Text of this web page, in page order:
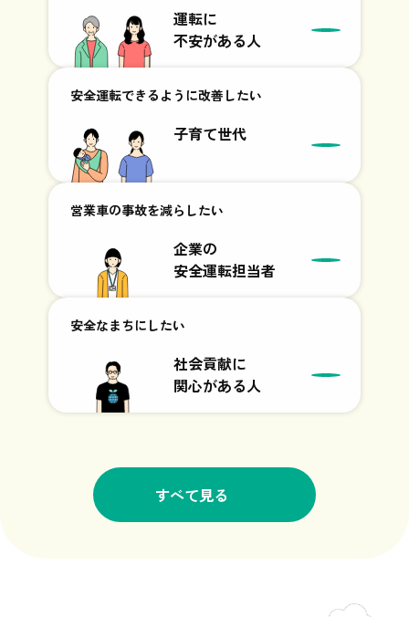
運転に
不安がある人
安全運転できるように改善したい
子育て世代
営業車の事故を減らしたい
企業の
安全運転担当者
安全なまちにしたい
社会貢献に
関心がある人
すべて見る